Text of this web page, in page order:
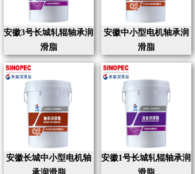
安徽3号长城轧辊轴承润
滑脂
安徽中小型电机轴承润
滑脂
安徽长城中小型电机轴
安徽1号长城轧辊轴承润